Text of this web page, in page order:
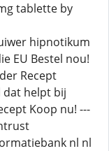
tablette by
hipnotikum
EU Bestel nou!
Recept
dat helpt bij
Koop nu! ---
nl nl